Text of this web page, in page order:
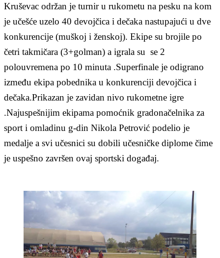
Kruševac održan je turnir u rukometu na pesku na kom
je učešće uzelo 40 devojčica i dečaka nastupajući u dve
konkurencije (muškoj i ženskoj). Ekipe su brojile po
četri takmičara (3+golman) a igrala su se 2
polouvremena po 10 minuta .Superfinale je odigrano
između ekipa pobednika u konkurenciji devojčica i
dečaka.Prikazan je zavidan nivo rukometne igre
.Najuspešnijim ekipama pomoćnik gradonačelnika za
sport i omladinu g-din Nikola Petrović podelio je
medalje a svi učesnici su dobili učesničke diplome čime
je uspešno završen ovaj sportski događaj.